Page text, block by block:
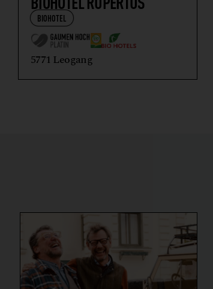
BIOHOTEL
5771 Leogang